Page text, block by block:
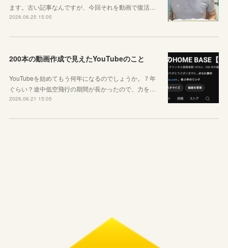
ます。古い記事なんですが、今回それを動画で復活…
2026.06.25 15:05
200本の動画作成で見えたYouTubeのこと
YouTubeを始めてもう何年になるのでしょうか。７年
ぐらい？途中低空飛行の期間が長かったので、力を…
2026.06.21 15:05